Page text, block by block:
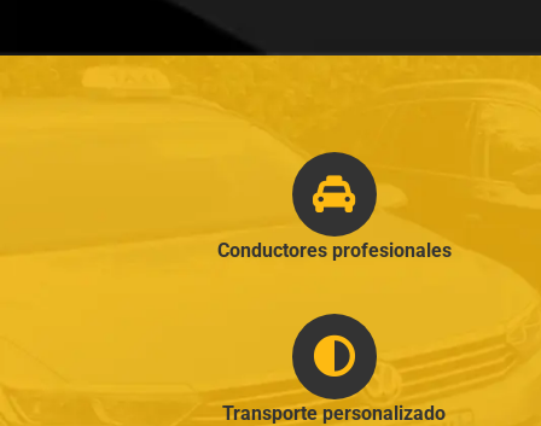
Conductores profesionales
Transporte personalizado